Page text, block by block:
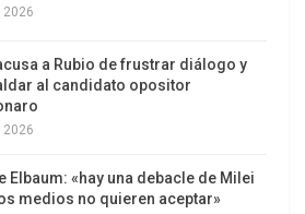
(seguro que lo ha estado
compensando los errores
ayudando a las empresas
con Venezuela); y la
porque ni pincha ni corta nada
2026
a Rubio de frustrar diálogo y
al candidato opositor
2026
Elbaum: «hay una debacle de Milei
medios no quieren aceptar»